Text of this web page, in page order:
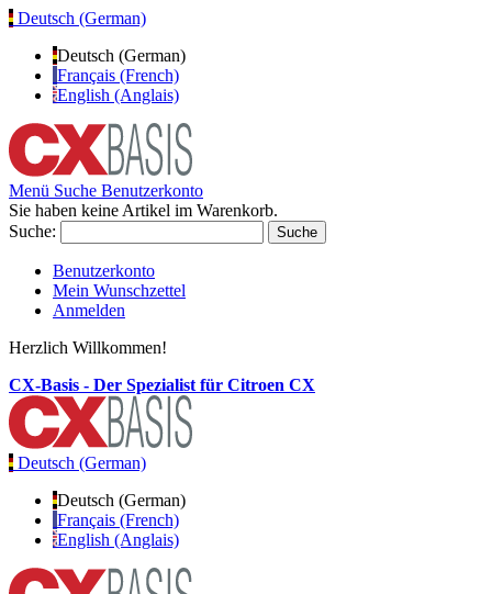
Deutsch (German)
Deutsch (German)
Français (French)
English (Anglais)
Menü Suche Benutzerkonto
Sie haben keine Artikel im Warenkorb.
Suche:
Suche
Benutzerkonto
Mein Wunschzettel
Anmelden
Herzlich Willkommen!
CX-Basis - Der Spezialist für Citroen CX
Deutsch (German)
Deutsch (German)
Français (French)
English (Anglais)